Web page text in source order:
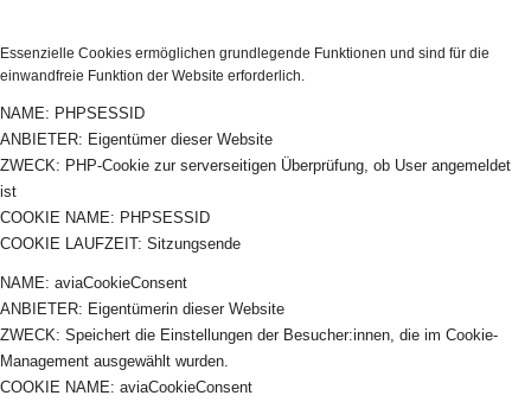
Essenzielle Cookies ermöglichen grundlegende Funktionen und sind für die
einwandfreie Funktion der Website erforderlich.
NAME: PHPSESSID
ANBIETER: Eigentümer dieser Website
ZWECK: PHP-Cookie zur serverseitigen Überprüfung, ob User angemeldet
ist
COOKIE NAME: PHPSESSID
COOKIE LAUFZEIT: Sitzungsende
NAME: aviaCookieConsent
ANBIETER: Eigentümerin dieser Website
ZWECK: Speichert die Einstellungen der Besucher:innen, die im Cookie-
Management ausgewählt wurden.
COOKIE NAME: aviaCookieConsent